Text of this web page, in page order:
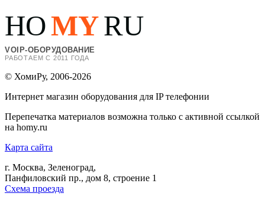
HOMYRU
VOIP-ОБОРУДОВАНИЕ
РАБОТАЕМ С 2011 ГОДА
© ХомиРу, 2006-2026
Интернет магазин оборудования для IP телефонии
Перепечатка материалов возможна только с активной ссылкой
на homy.ru
Карта сайта
г. Москва, Зеленоград,
Панфиловский пр., дом 8, строение 1
Схема проезда